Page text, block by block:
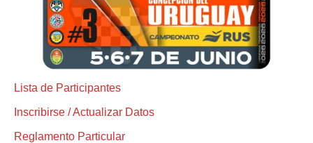
Lista de Participantes
Inscribirse / Actualizar Datos
Reglamento Particular